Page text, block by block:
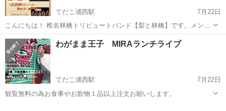
てだこ浦西駅
7月22日
こんにちは！ 椎名林檎トリビュートバンド【梨と林檎】です。メンバ
ー3人＋DTM同期演奏という編成で、椎名林檎さんの独特な世界観を大
切にしながら、ライブならではの迫力と楽しさをお届けします。 初期
の名曲から人気曲まで、原曲へ...
沖縄 宜野湾市 てだこ浦西駅 コンサート/ショー
スピッツ
わがまま王子 MIRAランチライブ
てだこ浦西駅
7月22日
観覧無料の為お食事やお飲物１品以上注文お願いします。